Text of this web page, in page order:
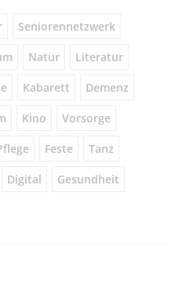
Seniorennetzwerk
Natur Literatur
Kabarett Demenz
Kino Vorsorge
Feste Tanz
Digital Gesundheit